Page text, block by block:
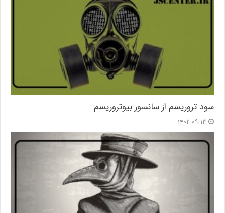
سود تروریسم از سانسور بیوتروریسم
۱۴۰۲-۰۹-۱۳